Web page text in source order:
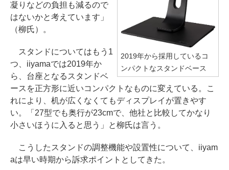
2019年から採用しているコ
ンパクトなスタンドベース
凝りなどの負担も減るので
はないかと考えています」
（柳氏）。
スタンドについてはもう1
つ、iiyamaでは2019年か
ら、台座となるスタンドベ
ースを正方形に近いコンパクトなものに変えている。こ
れにより、机が広くなくてもディスプレイが置きやす
い。「27型でも奥行が23cmで、他社と比較してかなり
小さいほうに入ると思う」と柳氏は言う。
こうしたスタンドの調整機能や設置性について、iiyam
aは早い時期から訴求ポイントとしてきた。